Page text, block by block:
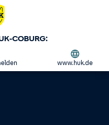
COBURG:
www.huk.de